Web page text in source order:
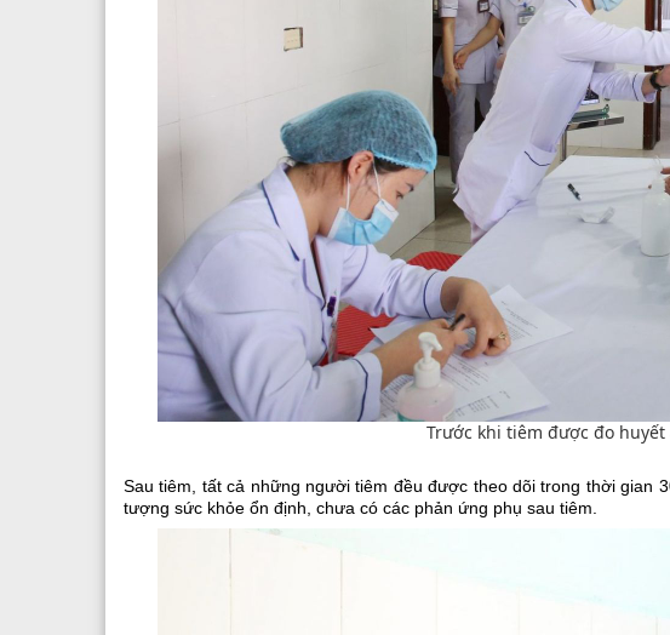
Trước khi tiêm được đo
Sau tiêm, tất cả những người tiêm đều được theo dõi trong thời gian
tượng sức khỏe ổn định, chưa có các phản ứng phụ sau tiêm.